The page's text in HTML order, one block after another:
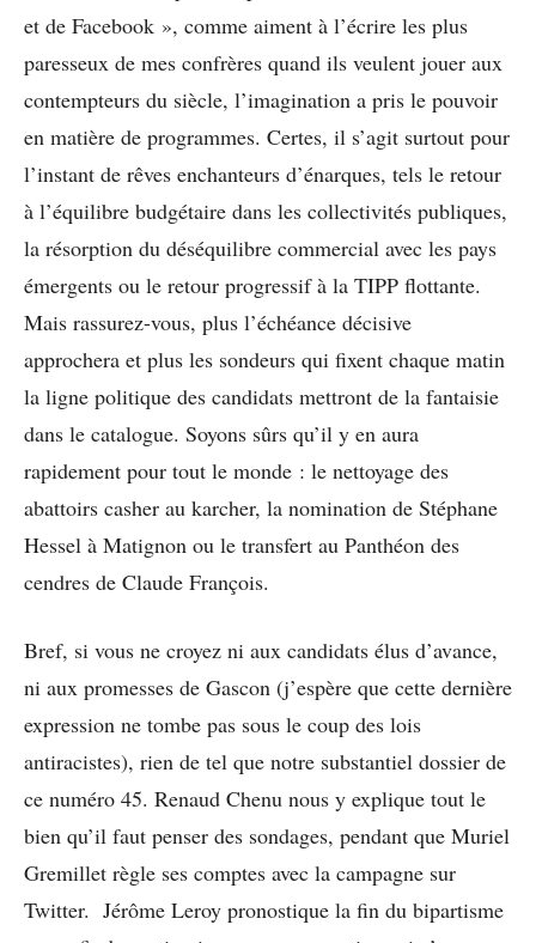
et de Facebook », comme aiment à l’écrire les plus
paresseux de mes confrères quand ils veulent jouer aux
contempteurs du siècle, l’imagination a pris le pouvoir
en matière de programmes. Certes, il s’agit surtout pour
l’instant de rêves enchanteurs d’énarques, tels le retour
à l’équilibre budgétaire dans les collectivités publiques,
la résorption du déséquilibre commercial avec les pays
émergents ou le retour progressif à la TIPP flottante.
Mais rassurez-vous, plus l’échéance décisive
approchera et plus les sondeurs qui fixent chaque matin
la ligne politique des candidats mettront de la fantaisie
dans le catalogue. Soyons sûrs qu’il y en aura
rapidement pour tout le monde : le nettoyage des
abattoirs casher au karcher, la nomination de Stéphane
Hessel à Matignon ou le transfert au Panthéon des
cendres de Claude François.
Bref, si vous ne croyez ni aux candidats élus d’avance,
ni aux promesses de Gascon (j’espère que cette dernière
expression ne tombe pas sous le coup des lois
antiracistes), rien de tel que notre substantiel dossier de
ce numéro 45. Renaud Chenu nous y explique tout le
bien qu’il faut penser des sondages, pendant que Muriel
Gremillet règle ses comptes avec la campagne sur
Twitter. Jérôme Leroy pronostique la fin du bipartisme